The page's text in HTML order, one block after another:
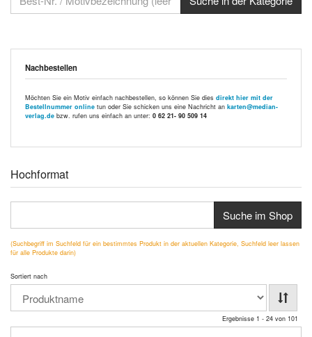
Nachbestellen
Möchten Sie ein Motiv einfach nachbestellen, so können Sie dies direkt hier mit der
Bestellnummer online tun oder Sie schicken uns eine Nachricht an karten@median-
verlag.de bzw. rufen uns einfach an unter: 0 62 21- 90 509 14
Hochformat
Suche im Shop
(Suchbegriff im Suchfeld für ein bestimmtes Produkt in der aktuellen Kategorie, Suchfeld leer lassen
für alle Produkte darin)
Sortiert nach
Ergebnisse 1 - 24 von 101